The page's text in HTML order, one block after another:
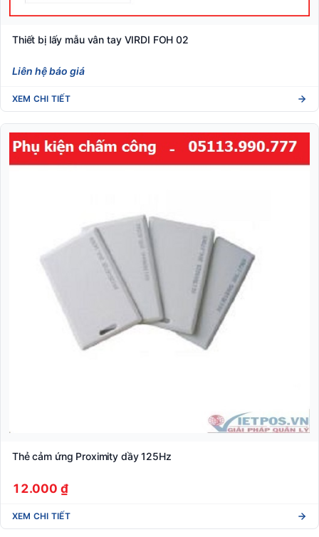
Thiết bị lấy mẫu vân tay VIRDI FOH 02
Liên hệ báo giá
XEM CHI TIẾT
Thẻ cảm ứng Proximity dầy 125Hz
12.000 ₫
XEM CHI TIẾT